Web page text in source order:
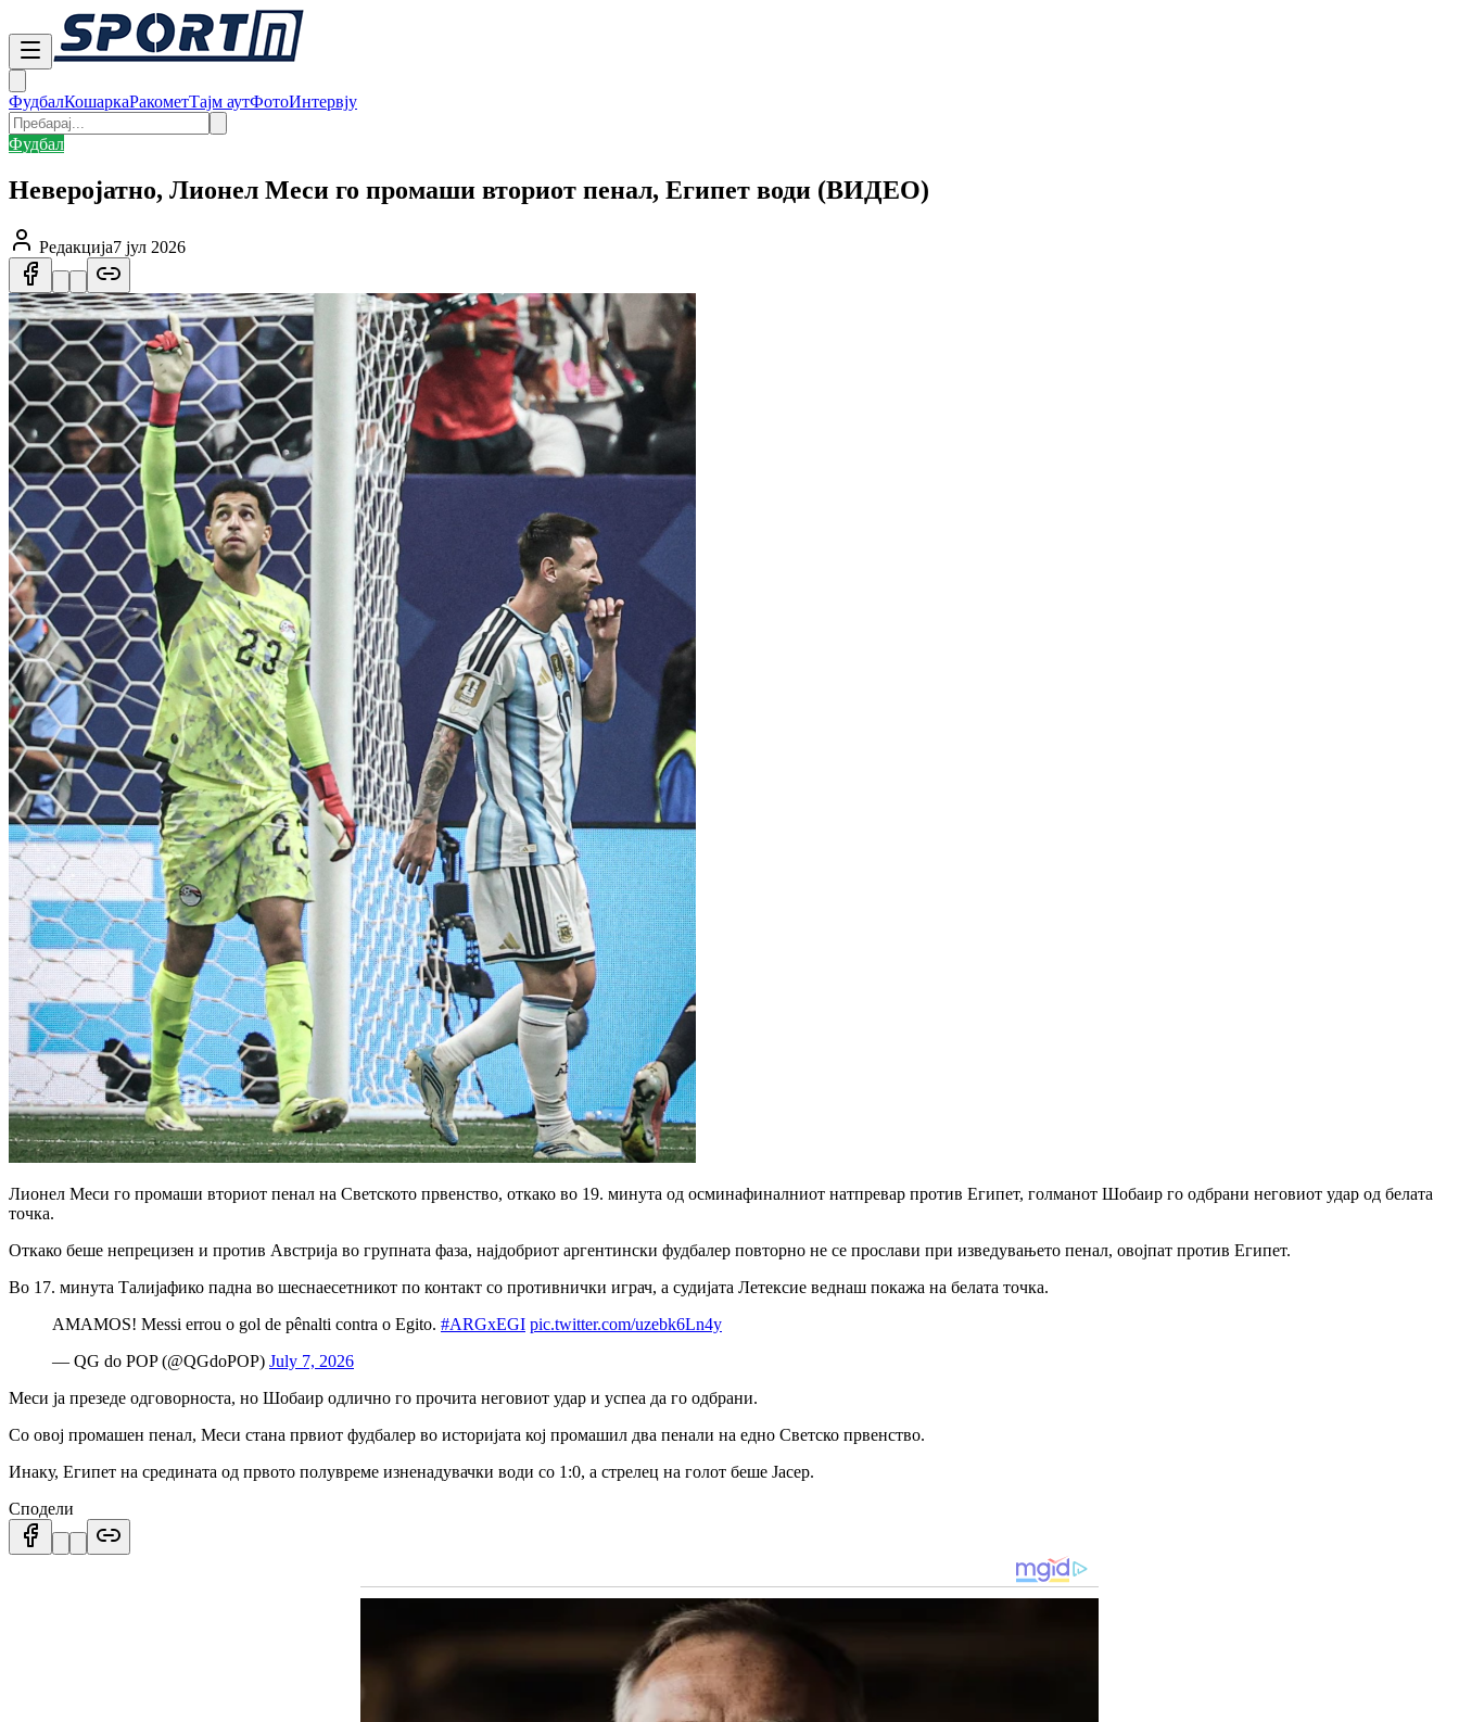
ФудбалКошаркаРакометТајм аутФотоИнтервју
Фудбал
Неверојатно, Лионел Меси го промаши вториот пенал, Египет води (ВИДЕО)
Редакција7 јул 2026
Лионел Меси го промаши вториот пенал на Светското првенство, откако во 19. минута од осминафиналниот натпревар против Египет, голманот Шобаир го одбрани неговиот удар од белата
точка.
Откако беше непрецизен и против Австрија во групната фаза, најдобриот аргентински фудбалер повторно не се прослави при изведувањето пенал, овојпат против Египет.
Во 17. минута Талијафико падна во шеснаесетникот по контакт со противнички играч, а судијата Летексие веднаш покажа на белата точка.
AMAMOS! Messi errou o gol de pênalti contra o Egito. #ARGxEGI pic.twitter.com/uzebk6Ln4y
— QG do POP (@QGdoPOP) July 7, 2026
Меси ја презеде одговорноста, но Шобаир одлично го прочита неговиот удар и успеа да го одбрани.
Со овој промашен пенал, Меси стана првиот фудбалер во историјата кој промашил два пенали на едно Светско првенство.
Инаку, Египет на средината од првото полувреме изненадувачки води со 1:0, а стрелец на голот беше Јасер.
Сподели